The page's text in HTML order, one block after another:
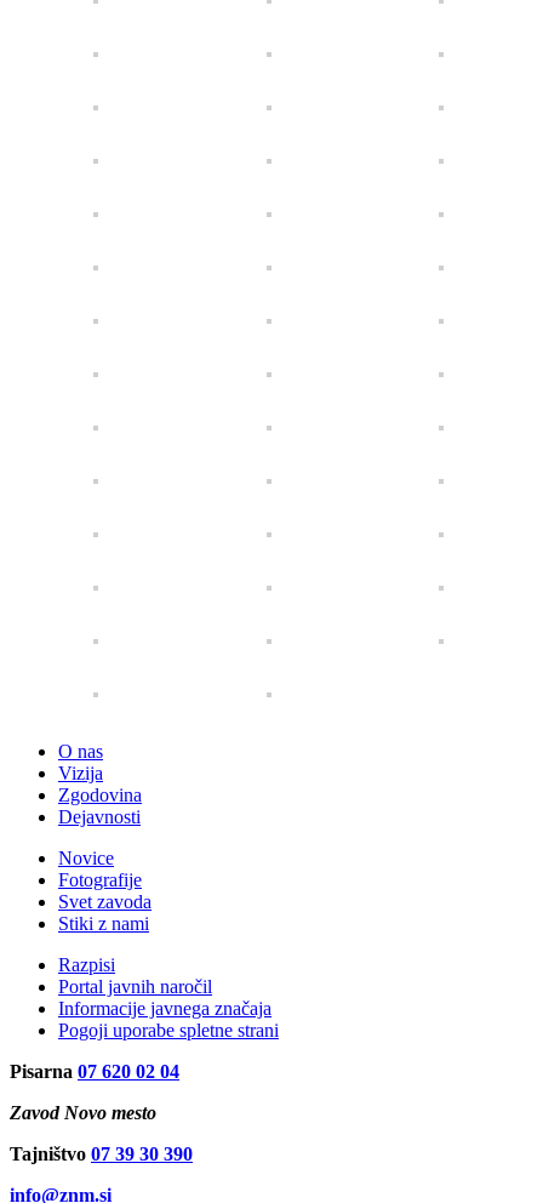
O nas
Vizija
Zgodovina
Dejavnosti
Novice
Fotografije
Svet zavoda
Stiki z nami
Razpisi
Portal javnih naročil
Informacije javnega značaja
Pogoji uporabe spletne strani
Pisarna 07 620 02 04
Zavod Novo mesto
Tajništvo 07 39 30 390
info@znm.si